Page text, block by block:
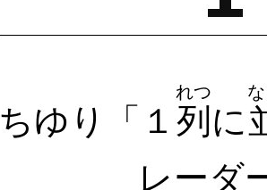
ちゆり「１ 列
れつ
に
レーダーに